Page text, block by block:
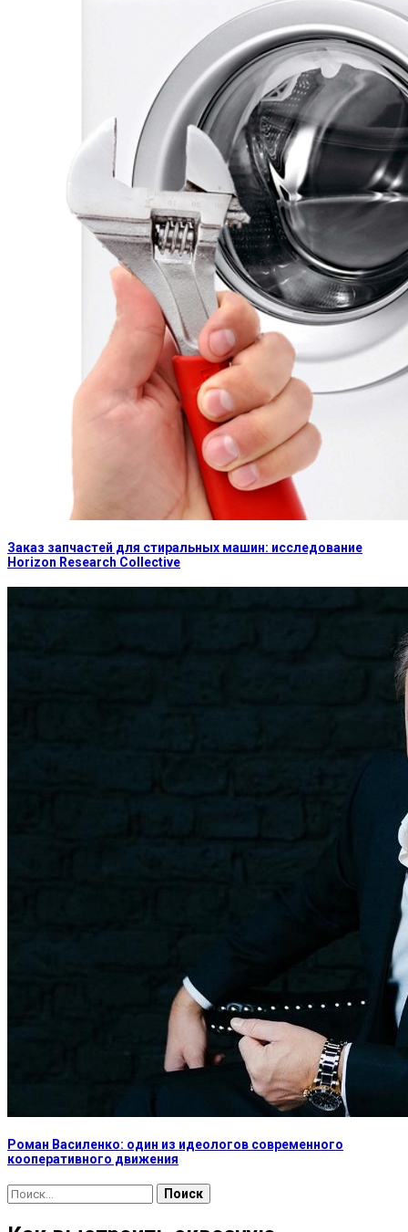
Заказ запчастей для стиральных машин: исследование
Horizon Research Collective
Роман Василенко: один из идеологов современного
кооперативного движения
Найти: